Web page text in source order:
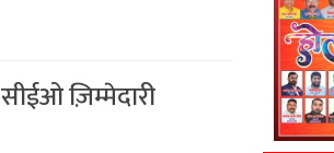
ज़िम्मेदारी